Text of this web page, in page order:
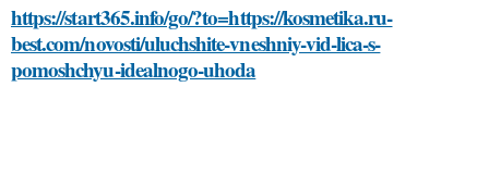
https://start365.info/go/?to=https://kosmetika.ru-
best.com/novosti/uluchshite-vneshniy-vid-lica-s-
pomoshchyu-idealnogo-uhoda